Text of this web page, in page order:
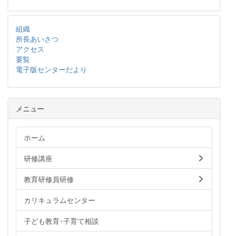
組織
所長あいさつ
アクセス
要覧
電子版センターだより
メニュー
ホーム
研修講座
教育研修員研修
カリキュラムセンター
子ども教育･子育て相談